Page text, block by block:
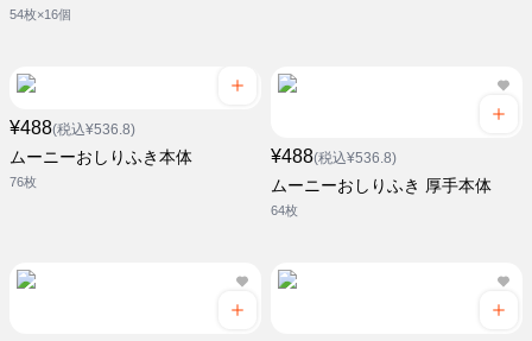
54枚×16個
¥488(税込¥536.8)
ムーニーおしりふき本体
76枚
¥488(税込¥536.8)
ムーニーおしりふき 厚手本体
64枚